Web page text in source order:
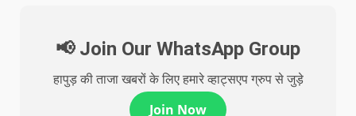
📢 Join Our WhatsApp Group
हापुड़ की ताजा खबरों के लिए हमारे व्हाट्सएप ग्रुप से जुड़े
Join Now